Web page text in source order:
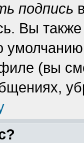
подпись
Вы
(вы